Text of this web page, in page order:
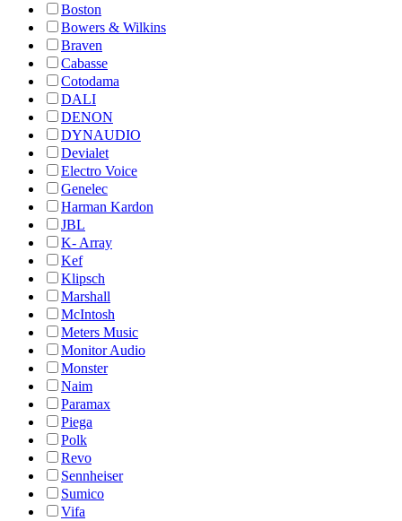
Boston
Bowers & Wilkins
Braven
Cabasse
Cotodama
DALI
DENON
DYNAUDIO
Devialet
Electro Voice
Genelec
Harman Kardon
JBL
K- Array
Kef
Klipsch
Marshall
McIntosh
Meters Music
Monitor Audio
Monster
Naim
Paramax
Piega
Polk
Revo
Sennheiser
Sumico
Vifa